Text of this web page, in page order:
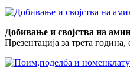
Добивање и својства на
Презентација за трета